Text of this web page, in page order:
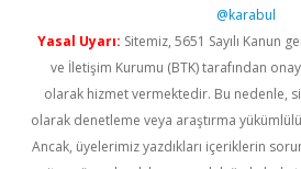
@karabul
Yasal Uyarı: Sitemiz, 5651 Sayılı Kanun
ve İletişim Kurumu (BTK) tarafından
olarak hizmet vermektedir. Bu nedenle,
olarak denetleme veya araştırma
Ancak, üyelerimiz yazdıkları içeriklerin